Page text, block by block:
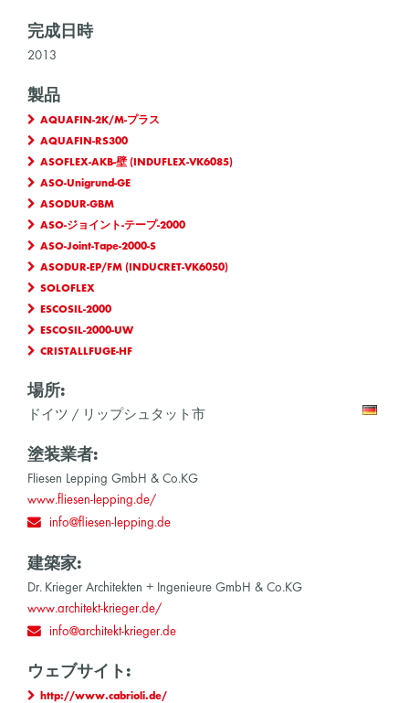
完成日時
2013
製品
AQUAFIN-2K/M-プラス
AQUAFIN-RS300
ASOFLEX-AKB-壁 (INDUFLEX-VK6085)
ASO-Unigrund-GE
ASODUR-GBM
ASO-ジョイント-テープ-2000
ASO-Joint-Tape-2000-S
ASODUR-EP/FM (INDUCRET-VK6050)
SOLOFLEX
ESCOSIL-2000
ESCOSIL-2000-UW
CRISTALLFUGE-HF
場所:
ドイツ / リップシュタット市
塗装業者:
Fliesen Lepping GmbH & Co.KG
www.fliesen-lepping.de/
info@fliesen-lepping.de
建築家:
Dr. Krieger Architekten + Ingenieure GmbH & Co.KG
www.architekt-krieger.de/
info@architekt-krieger.de
ウェブサイト:
http://www.cabrioli.de/